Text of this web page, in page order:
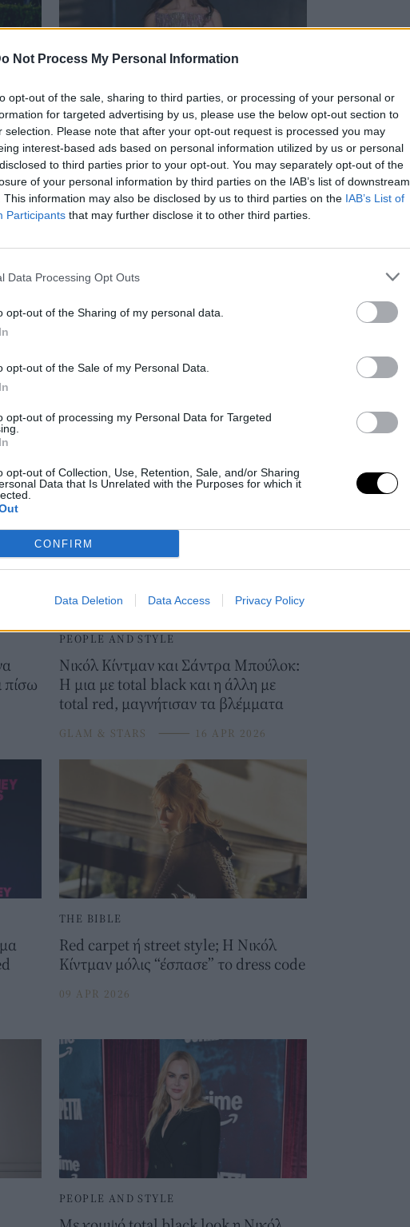
Not Process My Personal Information
opt-out of the sale, sharing to third parties, or processing of your personal or
for targeted advertising by us, please use the below opt-out section to
selection. Please note that after your opt-out request is processed you may
interest-based ads based on personal information utilized by us or personal
to third parties prior to your opt-out. You may separately opt-out of the
of your personal information by third parties on the IAB’s list of downstream
This information may also be disclosed by us to third parties on the IAB’s List of
Participants that may further disclose it to other third parties.
Data Processing Opt Outs
opt-out of the Sharing of my personal data.
opt-out of the Sale of my Personal Data.
opt-out of processing my Personal Data for Targeted
opt-out of Collection, Use, Retention, Sale, and/or Sharing
Data that Is Unrelated with the Purposes for which it
CONFIRM
Data Deletion Data Access Privacy Policy
των
Σάντεϊ Ρόουζ: Η 17χρονη κόρη της
Νικόλ Κίντμαν περπάτησε στο show
του Dior στο Λος Άντζελες
GLAM & STARS ⸻15 MAY 2026
Met
καλεσμένη έκανε τη διαφορά
πίσω
PEOPLE AND STYLE
Νικόλ Κίντμαν και Σάντρα Μπούλοκ:
Η μια με total black και η άλλη με
total red, μαγνήτισαν τα βλέμματα
GLAM & STARS ⸻ 16 APR 2026
THE BIBLE
Red carpet ή street style; H Νικόλ
Κίντμαν μόλις “έσπασε” το dress code
09 APR 2026
PEOPLE AND STYLE